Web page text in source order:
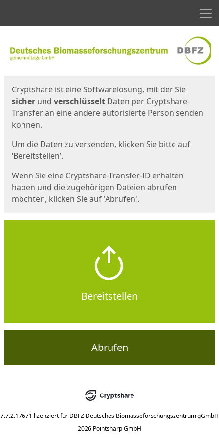
Cryptshare ist eine Softwarelösung, mit der Sie
sicher und verschlüsselt Daten per Cryptshare-
Transfer an eine andere autorisierte Person senden
können.
Um die Daten zu versenden, klicken Sie bitte auf
‘Bereitstellen’.
Wenn Sie eine Cryptshare-Transfer-ID erhalten
haben und die zugehörigen Dateien abrufen
möchten, klicken Sie auf 'Abrufen'.
Bereitstellen
Abrufen
7.7.2.17671 lizenziert für DBFZ Deutsches Biomasseforschungszentrum gGmbH
2026 Pointsharp GmbH